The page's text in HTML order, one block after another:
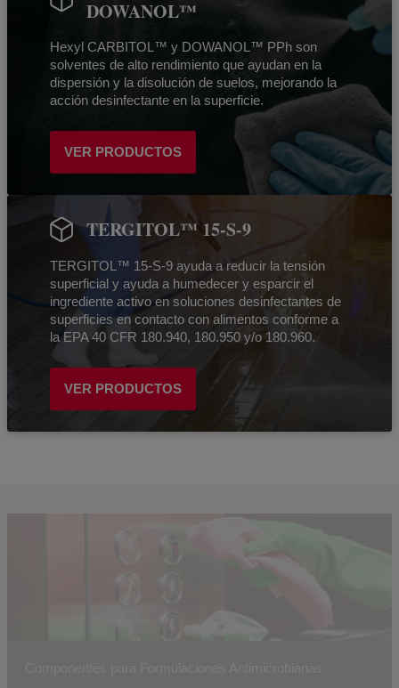
DOWANOL™
Hexyl CARBITOL™ y DOWANOL™ PPh son
solventes de alto rendimiento que ayudan en la
dispersión y la disolución de suelos, mejorando la
acción desinfectante en la superficie.
VER PRODUCTOS
TERGITOL™ 15-S-9
TERGITOL™ 15-S-9 ayuda a reducir la tensión
superficial y ayuda a humedecer y esparcir el
ingrediente activo en soluciones desinfectantes de
superficies en contacto con alimentos conforme a
la EPA 40 CFR 180.940, 180.950 y/o 180.960.
VER PRODUCTOS